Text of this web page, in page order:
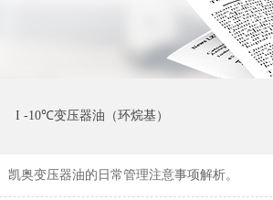
I -10℃变压器油（环烷基）
凯奥变压器油的日常管理注意事项解析。